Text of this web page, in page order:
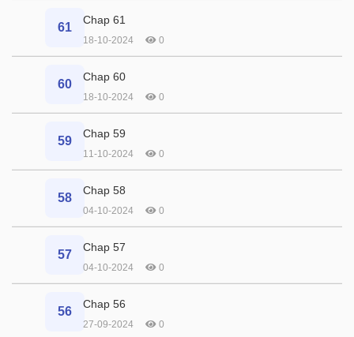
61
Chap 61
18-10-2024 0
60
Chap 60
18-10-2024 0
59
Chap 59
11-10-2024 0
58
Chap 58
04-10-2024 0
57
Chap 57
04-10-2024 0
56
Chap 56
27-09-2024 0